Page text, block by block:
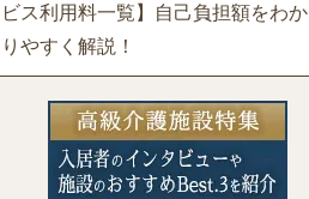
ビス利用料一覧】自己負担額をわか
りやすく解説！